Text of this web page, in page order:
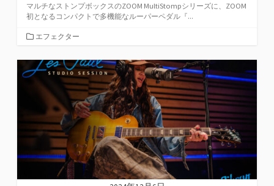
マルチなストンプボックスのZOOM MultiStompシリーズに、ZOOM
初となるコンパクトで多機能なルーパーペダル『...
カ
ゴ
リ
ー
エフェクター